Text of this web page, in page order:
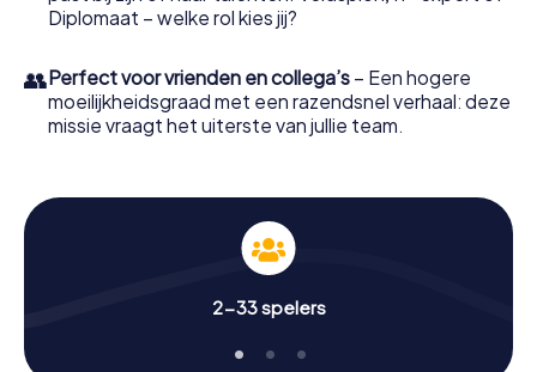
Diplomaat – welke rol kies jij?
👥Perfect voor vrienden en collega’s – Een hogere
moeilijkheidsgraad met een razendsnel verhaal: deze
missie vraagt het uiterste van jullie team.
2-33 spelers